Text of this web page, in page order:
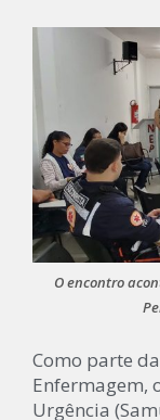
O encontro
Como parte
Enfermagem,
Urgência